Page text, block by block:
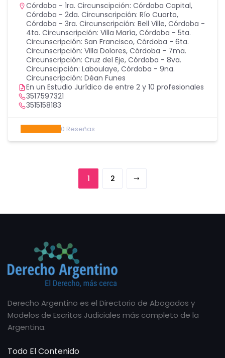
Córdoba - 1ra. Circunscipción: Córdoba Capital,
Córdoba - 2da. Circunscripción: Río Cuarto,
Córdoba - 3ra. Circunscripción: Bell Ville, Córdoba -
4ta. Circunscripción: Villa María, Córdoba - 5ta.
Circunscripción: San Francisco, Córdoba - 6ta.
Circunscripción: Villa Dolores, Córdoba - 7ma.
Circunscripción: Cruz del Eje, Córdoba - 8va.
Circunscipción: Laboulaye, Córdoba - 9na.
Circunscripción: Déan Funes
En un Estudio Jurídico de entre 2 y 10 profesionales
3517597321
3515158183
0 Reseñas
1 2
Derecho Argentino es el Directorio de Abogados y
Modelos de Escritos Judiciales más completo de la
Argentina.
Todo El Contenido